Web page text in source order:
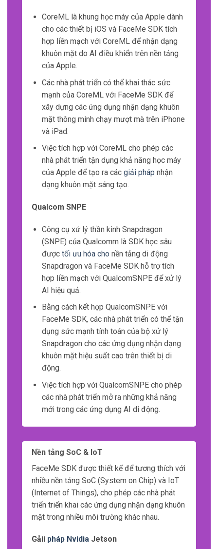
CoreML là khung học máy của Apple dành
cho các thiết bị iOS và FaceMe SDK tích
hợp liền mạch với CoreML để nhận dạng
khuôn mặt do AI điều khiển trên nền tảng
của Apple.
Các nhà phát triển có thể khai thác sức
mạnh của CoreML với FaceMe SDK để
xây dựng các ứng dụng nhận dạng khuôn
mặt thông minh chạy mượt mà trên iPhone
và iPad.
Việc tích hợp với CoreML cho phép các
nhà phát triển tận dụng khả năng học máy
của Apple để tạo ra các giải pháp nhận
dạng khuôn mặt sáng tạo.
Qualcom SNPE
Công cụ xử lý thần kinh Snapdragon
(SNPE) của Qualcomm là SDK học sâu
được tối ưu hóa cho nền tảng di động
Snapdragon và FaceMe SDK hỗ trợ tích
hợp liền mạch với QualcomSNPE để xử lý
AI hiệu quả.
Bằng cách kết hợp QualcomSNPE với
FaceMe SDK, các nhà phát triển có thể tận
dụng sức mạnh tính toán của bộ xử lý
Snapdragon cho các ứng dụng nhận dạng
khuôn mặt hiệu suất cao trên thiết bị di
động.
Việc tích hợp với QualcomSNPE cho phép
các nhà phát triển mở ra những khả năng
mới trong các ứng dụng AI di động.
Nền tảng SoC & IoT
FaceMe SDK được thiết kế để tương thích với
nhiều nền tảng SoC (System on Chip) và IoT
(Internet of Things), cho phép các nhà phát
triển triển khai các ứng dụng nhận dạng khuôn
mặt trong nhiều môi trường khác nhau.
Gảii pháp Nvidia Jetson